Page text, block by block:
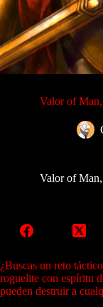
Valor of Man,
Valor of Man,
¿Buscas un reto
roguelite con espíritu
pueden destruir a